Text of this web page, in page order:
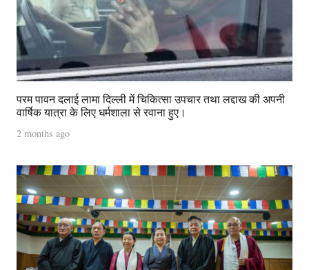
परम पावन दलाई लामा दिल्ली में चिकित्सा उपचार तथा लद्दाख की अपनी
वार्षिक यात्रा के लिए धर्मशाला से रवाना हुए।
2 months ago